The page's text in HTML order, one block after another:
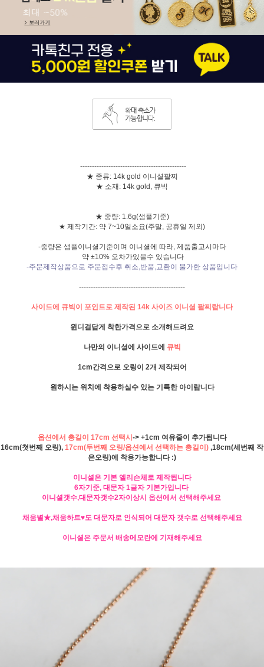
---------------------------------------------
★ 종류: 14k gold 이니셜팔찌
★ 소재: 14k gold, 큐빅
★ 중량: 1.6g(샘플기준)
★ 제작기간: 약 7~10일소요(주말, 공휴일 제외)
-중량은 샘플이니셜기준이며 이니셜에 따라, 제품출고시마다
약 ±10% 오차가있을수 있습니다
-주문제작상품으로 주문접수후 취소,반품,교환이 불가한 상품입니다
---------------------------------------------
사이드에 큐빅이 포인트로 제작된 14k 사이즈 이니셜 팔찌랍니다
윈디걸답게 착한가격으로 소개해드려요
나만의 이니셜에 사이드에 큐빅
1cm간격으로 오링이 2개 제작되어
원하시는 위치에 착용하실수 있는 기특한 아이랍니다
옵션에서 총길이 17cm 선택시 -> +1cm 여유줄이 추가됩니다
16cm(첫번째 오링), 17cm(두번째 오링/옵션에서 선택하는 총길이) ,18cm(세번째 작
은오링)에 착용가능합니다 :)
이니셜은 기본 엘리슨체로 제작됩니다
6자기준, 대문자 1글자 기본가입니다
이니셜갯수,대문자갯수2자이상시 옵션에서 선택해주세요
채움별★,채움하트♥도 대문자로 인식되어 대문자 갯수로 선택해주세요
이니셜은 주문서 배송메모란에 기재해주세요